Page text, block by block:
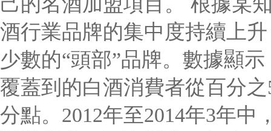
酒行業品牌的集中度持續上升
少數的“頭部”品牌。數據顯示
覆蓋到的白酒消費者從百分之
分點。2012年至2014年3年中